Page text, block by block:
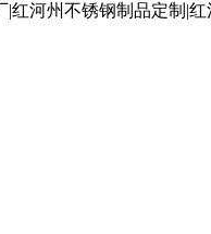
河州不锈钢制品定制|